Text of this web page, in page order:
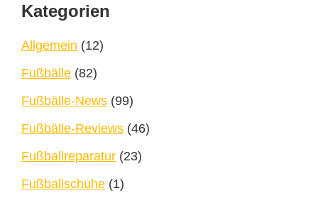
Footer
Kategorien
Allgemein (12)
Fußbälle (82)
Fußbälle-News (99)
Fußbälle-Reviews (46)
Fußballreparatur (23)
Fußballschuhe (1)